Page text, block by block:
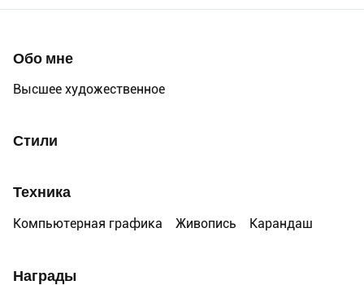
Обо мне
Высшее художественное
Стили
Техника
Компьютерная графика Живопись Карандаш
Награды